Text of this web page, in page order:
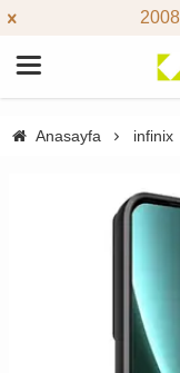
Anasayfa infinix